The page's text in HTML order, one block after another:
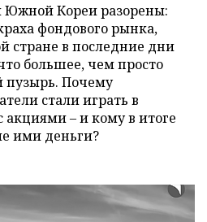
Южной Кореи разорены:
фондового рынка,
стране в последние дни
большее, чем просто
Почему
стали играть в
акциями – и кому в итоге
ими деньги?